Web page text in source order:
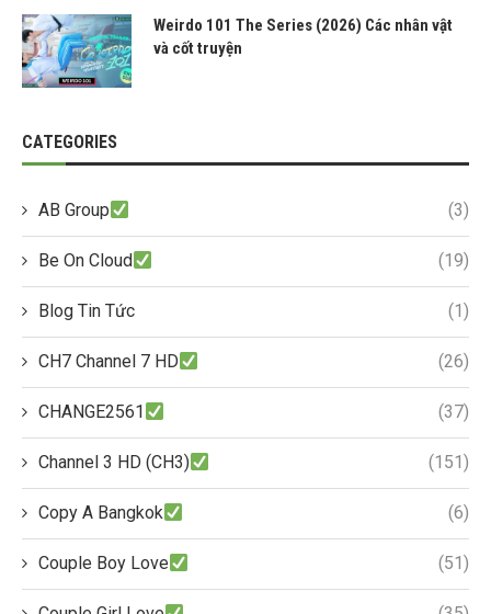
Weirdo 101 The Series (2026) Các nhân vật
và cốt truyện
CATEGORIES
AB Group (3)
Be On Cloud (19)
Blog Tin Tức (1)
CH7 Channel 7 HD (26)
CHANGE2561 (37)
Channel 3 HD (CH3) (151)
Copy A Bangkok (6)
Couple Boy Love (51)